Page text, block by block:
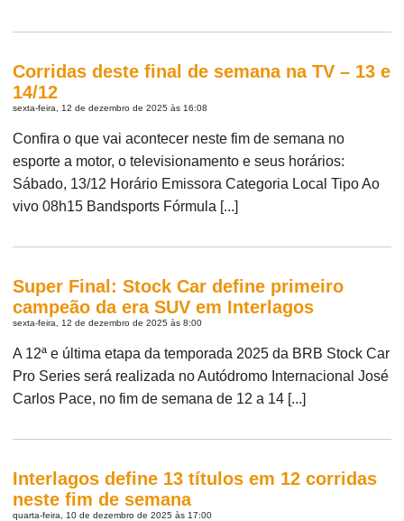
Corridas deste final de semana na TV – 13 e
14/12
sexta-feira, 12 de dezembro de 2025 às 16:08
Confira o que vai acontecer neste fim de semana no
esporte a motor, o televisionamento e seus horários:
Sábado, 13/12 Horário Emissora Categoria Local Tipo Ao
vivo 08h15 Bandsports Fórmula [...]
Super Final: Stock Car define primeiro
campeão da era SUV em Interlagos
sexta-feira, 12 de dezembro de 2025 às 8:00
A 12ª e última etapa da temporada 2025 da BRB Stock Car
Pro Series será realizada no Autódromo Internacional José
Carlos Pace, no fim de semana de 12 a 14 [...]
Interlagos define 13 títulos em 12 corridas
neste fim de semana
quarta-feira, 10 de dezembro de 2025 às 17:00